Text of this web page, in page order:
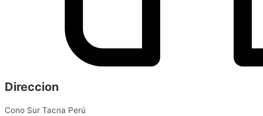
Direccion
Cono Sur Tacna Perú